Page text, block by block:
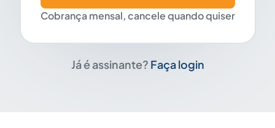
Cobrança mensal, cancele quando quiser
Já é assinante? Faça login